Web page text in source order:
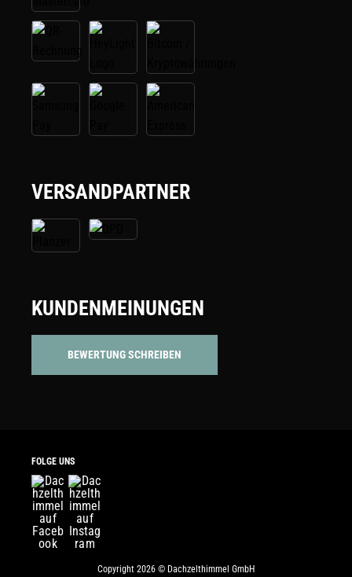
VERSANDPARTNER
KUNDENMEINUNGEN
BEWERTUNG SCHREIBEN
FOLGE UNS
Copyright 2026 © Dachzelthimmel GmbH